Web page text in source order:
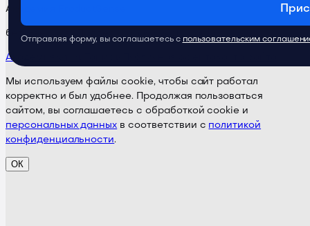
Академия ProductSense
бета-версия · Поддержка:
Академия
Мы используем файлы cookie, чтобы сайт работал
корректно и был удобнее. Продолжая пользоваться
сайтом, вы соглашаетесь с обработкой cookie и
персональных данных в соответствии с политикой
конфиденциальности.
ОК
Отправляя форму, вы соглашаетесь с пользовательским